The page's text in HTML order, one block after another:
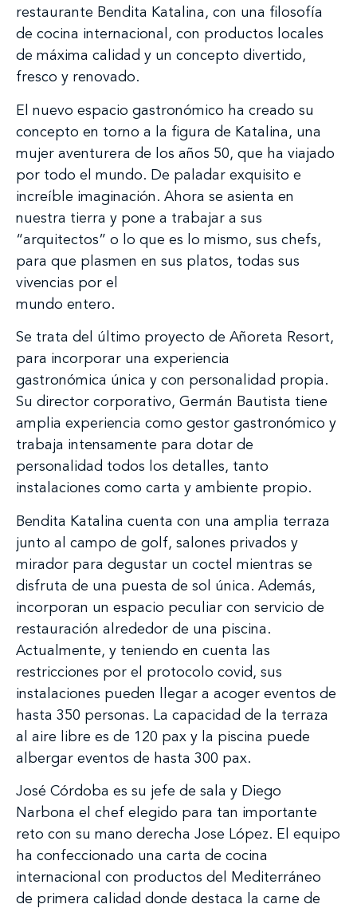
restaurante Bendita Katalina, con una filosofía
de cocina internacional, con productos locales
de máxima calidad y un concepto divertido,
fresco y renovado.
El nuevo espacio gastronómico ha creado su
concepto en torno a la figura de Katalina, una
mujer aventurera de los años 50, que ha viajado
por todo el mundo. De paladar exquisito e
increíble imaginación. Ahora se asienta en
nuestra tierra y pone a trabajar a sus
“arquitectos” o lo que es lo mismo, sus chefs,
para que plasmen en sus platos, todas sus
vivencias por el
mundo entero.
Se trata del último proyecto de Añoreta Resort,
para incorporar una experiencia
gastronómica única y con personalidad propia.
Su director corporativo, Germán Bautista tiene
amplia experiencia como gestor gastronómico y
trabaja intensamente para dotar de
personalidad todos los detalles, tanto
instalaciones como carta y ambiente propio.
Bendita Katalina cuenta con una amplia terraza
junto al campo de golf, salones privados y
mirador para degustar un coctel mientras se
disfruta de una puesta de sol única. Además,
incorporan un espacio peculiar con servicio de
restauración alrededor de una piscina.
Actualmente, y teniendo en cuenta las
restricciones por el protocolo covid, sus
instalaciones pueden llegar a acoger eventos de
hasta 350 personas. La capacidad de la terraza
al aire libre es de 120 pax y la piscina puede
albergar eventos de hasta 300 pax.
José Córdoba es su jefe de sala y Diego
Narbona el chef elegido para tan importante
reto con su mano derecha Jose López. El equipo
ha confeccionado una carta de cocina
internacional con productos del Mediterráneo
de primera calidad donde destaca la carne de